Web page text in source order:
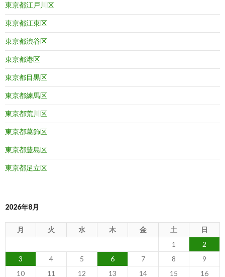
東京都江戸川区
東京都江東区
東京都渋谷区
東京都港区
東京都目黒区
東京都練馬区
東京都荒川区
東京都葛飾区
東京都豊島区
東京都足立区
2026年8月
月 火 水 木 金 土
日
1
2
3
4 5 6 7 8
9
10
11 12 13 14 15 16